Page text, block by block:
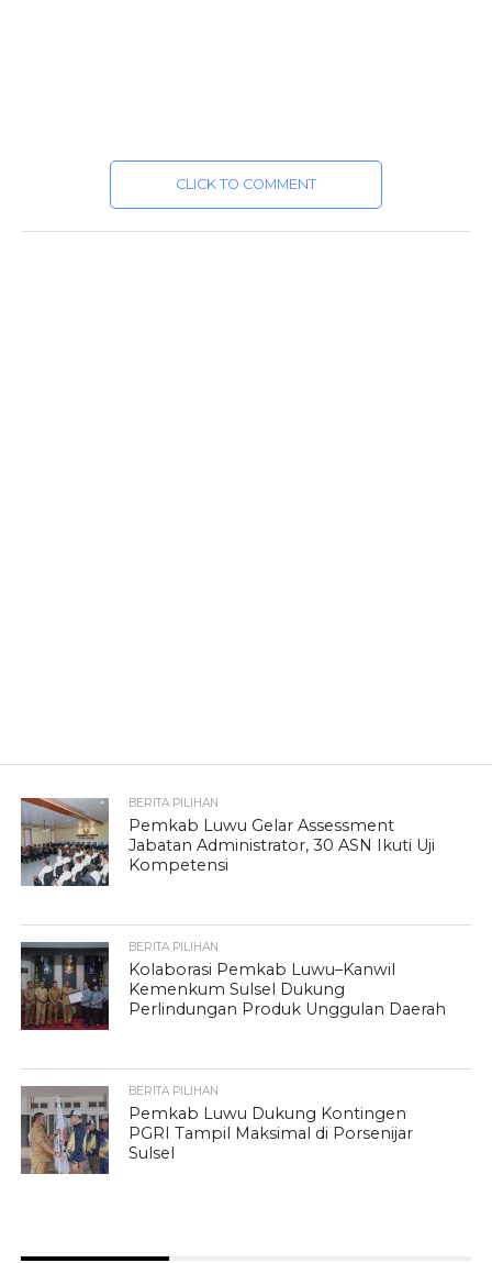
CLICK TO COMMENT
BERITA PILIHAN
Pemkab Luwu Gelar Assessment
Jabatan Administrator, 30 ASN Ikuti Uji
Kompetensi
BERITA PILIHAN
Kolaborasi Pemkab Luwu–Kanwil
Kemenkum Sulsel Dukung
Perlindungan Produk Unggulan Daerah
BERITA PILIHAN
Pemkab Luwu Dukung Kontingen
PGRI Tampil Maksimal di Porsenijar
Sulsel